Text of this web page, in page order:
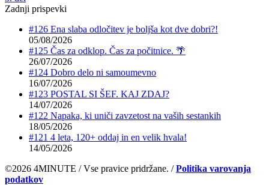
Zadnji prispevki
#126 Ena slaba odločitev je boljša kot dve dobri?!
05/08/2026
#125 Čas za odklop. Čas za počitnice. 🌴
26/07/2026
#124 Dobro delo ni samoumevno
16/07/2026
#123 POSTAL SI ŠEF. KAJ ZDAJ?
14/07/2026
#122 Napaka, ki uniči zavzetost na vaših sestankih
18/05/2026
#121 4 leta, 120+ oddaj in en velik hvala!
14/05/2026
©2026 4MINUTE / Vse pravice pridržane. /Politika varovanja
podatkov